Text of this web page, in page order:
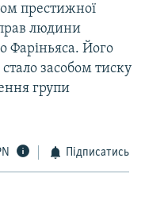
престижної
прав людини
Фаріньяса. Його
засобом тиску
групи
Підписатись